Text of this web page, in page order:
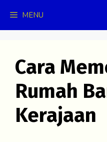
content
MENU
Cara
Rumah
Kerajaan